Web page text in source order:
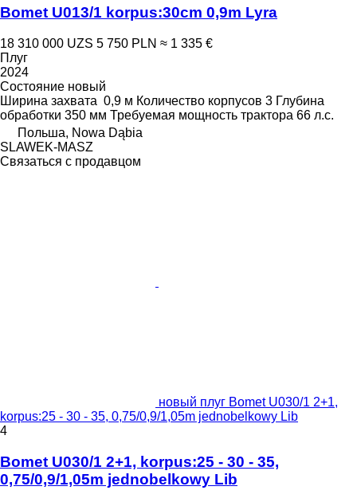
Bomet U013/1 korpus:30cm 0,9m Lyra
18 310 000 UZS 5 750 PLN ≈ 1 335 €
Плуг
2024
Состояние новый
Ширина захвата 0,9 м Количество корпусов 3 Глубина
обработки 350 мм Требуемая мощность трактора 66 л.с.
Польша, Nowa Dąbia
SLAWEK-MASZ
Связаться с продавцом
новый плуг Bomet U030/1 2+1,
korpus:25 - 30 - 35, 0,75/0,9/1,05m jednobelkowy Lib
4
Bomet U030/1 2+1, korpus:25 - 30 - 35,
0,75/0,9/1,05m jednobelkowy Lib